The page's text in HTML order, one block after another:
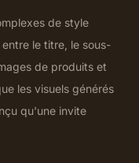
de style
le titre, le sous-
de produits et
les visuels générés
qu'une invite